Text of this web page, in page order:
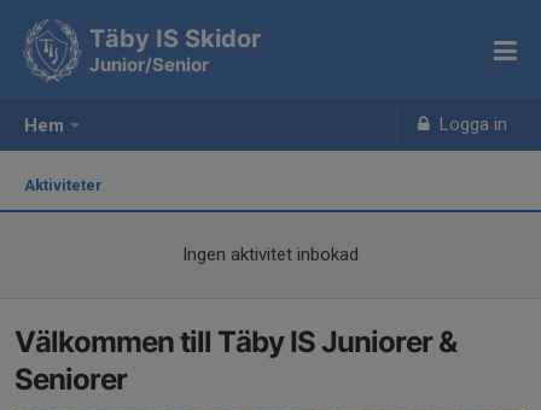
Hem Logga in
Täby IS Skidor
Junior/Senior
Aktiviteter
Ingen aktivitet inbokad
Välkommen till Täby IS Juniorer &
Seniorer